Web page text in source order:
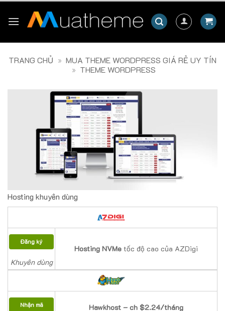
TRANG CHỦ » MUA THEME WORDPRESS GIÁ RẺ UY TÍN
» THEME WORDPRESS
Hosting khuyên dùng
Đăng ký
Khuyên dùng
Hosting NVMe tốc độ cao của AZDigi
Nhận mã
Hawkhost – ch $2.24/tháng